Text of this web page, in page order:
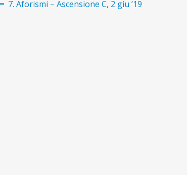
Articolo
7. Aforismi – Ascensione C, 2 giu ’19